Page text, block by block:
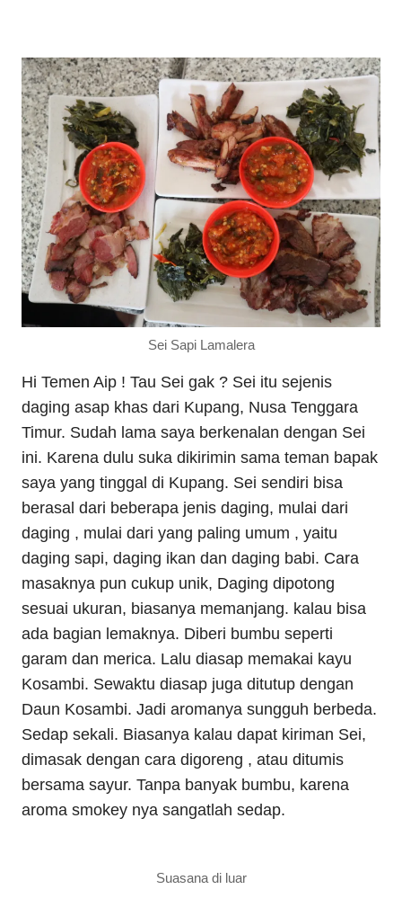
Sei Sapi Lamalera
Hi Temen Aip ! Tau Sei gak ? Sei itu sejenis
daging asap khas dari Kupang, Nusa Tenggara
Timur. Sudah lama saya berkenalan dengan Sei
ini. Karena dulu suka dikirimin sama teman bapak
saya yang tinggal di Kupang. Sei sendiri bisa
berasal dari beberapa jenis daging, mulai dari
daging , mulai dari yang paling umum , yaitu
daging sapi, daging ikan dan daging babi. Cara
masaknya pun cukup unik, Daging dipotong
sesuai ukuran, biasanya memanjang. kalau bisa
ada bagian lemaknya. Diberi bumbu seperti
garam dan merica. Lalu diasap memakai kayu
Kosambi. Sewaktu diasap juga ditutup dengan
Daun Kosambi. Jadi aromanya sungguh berbeda.
Sedap sekali. Biasanya kalau dapat kiriman Sei,
dimasak dengan cara digoreng , atau ditumis
bersama sayur. Tanpa banyak bumbu, karena
aroma smokey nya sangatlah sedap.
Suasana di luar